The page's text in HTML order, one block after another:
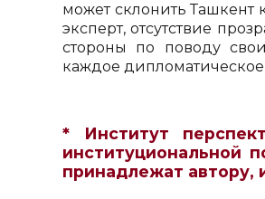
может склонить Ташкент
эксперт, отсутствие
стороны по поводу
каждое
* Институт
институциональной
принадлежат автору,